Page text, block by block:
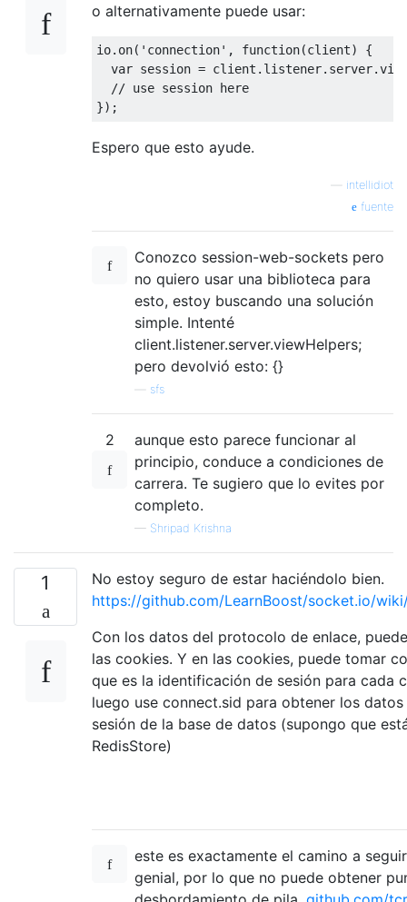
o alternativamente puede usar:
io. on( 'connection' , function(client)
{
var session = client . listener. server.
// use session here
});
Espero que esto ayude.
intellidiot
fuente
Conozco session-web-sockets pero
no quiero usar una biblioteca para
esto, estoy buscando una solución
simple. Intenté
client.listener.server.viewHelpers;
pero devolvió esto: {}
sfs
2
aunque esto parece funcionar al
principio, conduce a condiciones de
carrera. Te sugiero que lo evites por
completo.
— Shripad Krishna
1
No estoy seguro de estar haciéndolo bien.
https://github.com/LearnBoost/socket.io/
Con los datos del protocolo de enlace,
las cookies. Y en las cookies, puede tomar
que es la identificación de sesión para cada
luego use connect.sid para obtener los
sesión de la base de datos (supongo que
RedisStore)
este es exactamente el camino a
genial, por lo que no puede obtener